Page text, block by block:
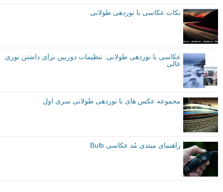
نکات عکاسی با نوردهی طولانی
عکاسی با نوردهی طولانی: تنظیمات دوربین برای داشتن نوری
عالی
مجموعه عکس های با نوردهی طولانی سری اول
راهنمای مبتدی مُد عکاسی Bulb